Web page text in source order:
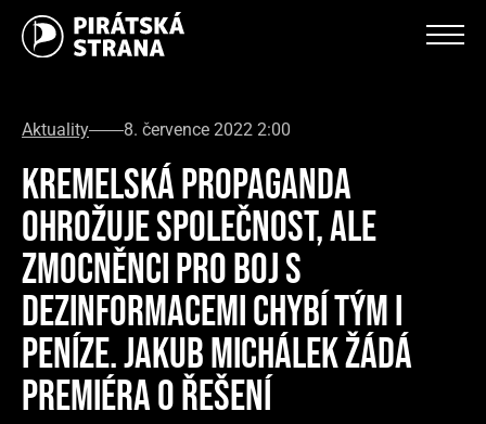
Aktuality 8. července 2022 2:00
KREMELSKÁ PROPAGANDA
OHROŽUJE SPOLEČNOST, ALE
ZMOCNĚNCI PRO BOJ S
DEZINFORMACEMI CHYBÍ TÝM I
PENÍZE. JAKUB MICHÁLEK ŽÁDÁ
PREMIÉRA O ŘEŠENÍ